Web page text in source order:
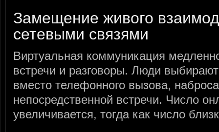
Замещение живого
сетевыми связями
Виртуальная коммуникация
встречи и разговоры. Люди
вместо телефонного вызова,
непосредственной встречи. Число
увеличивается, тогда как число